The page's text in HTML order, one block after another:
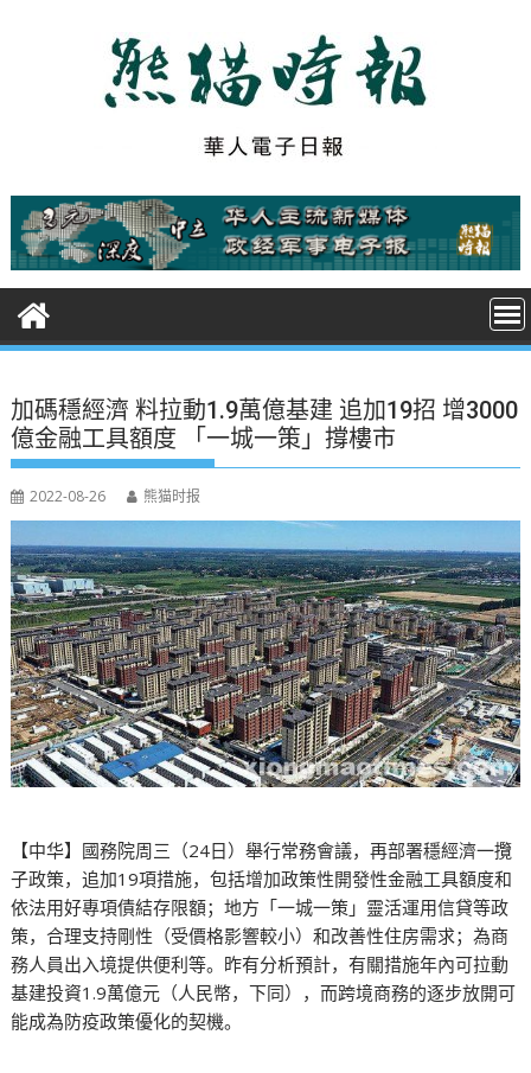
t
加碼穩經濟 料拉動1.9萬億基建 追加19招 增3000
億金融工具額度 「一城一策」撐樓市
2022-08-26 熊猫时报
【中华】國務院周三（24日）舉行常務會議，再部署穩經濟一攬
子政策，追加19項措施，包括增加政策性開發性金融工具額度和
依法用好專項債結存限額；地方「一城一策」靈活運用信貸等政
策，合理支持剛性（受價格影響較小）和改善性住房需求；為商
務人員出入境提供便利等。昨有分析預計，有關措施年內可拉動
基建投資1.9萬億元（人民幣，下同），而跨境商務的逐步放開可
能成為防疫政策優化的契機。